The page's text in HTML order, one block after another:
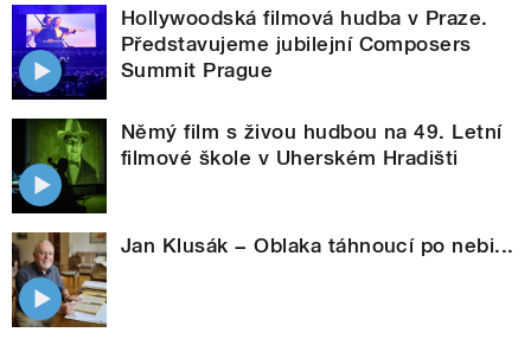
Hollywoodská filmová hudba v Praze.
Představujeme jubilejní Composers
Summit Prague
Němý film s živou hudbou na 49. Letní
filmové škole v Uherském Hradišti
Jan Klusák − Oblaka táhnoucí po nebi...